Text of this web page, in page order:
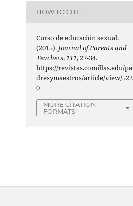
HOW TO CITE
Curso de educación sexual.
(2015). Journal of Parents and
Teachers,111, 27-34.
https://revistas.comillas.edu/pa
dresymaestros/article/view/522
0
MORE CITATION
FORMATS